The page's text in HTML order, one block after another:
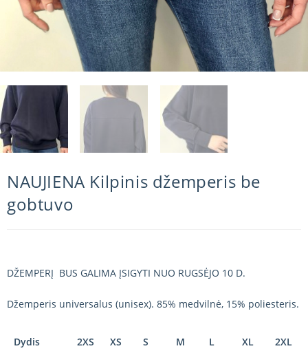
NAUJIENA Kilpinis džemperis be
gobtuvo
DŽEMPERĮ BUS GALIMA ĮSIGYTI NUO RUGSĖJO 10 D.
Džemperis universalus (unisex). 85% medvilnė, 15% poliesteris.
Dydis 2XS XS S M L XL 2XL